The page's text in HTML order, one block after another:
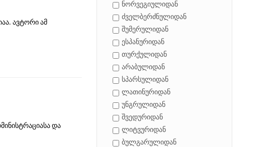
ავტორი ამ
და
ნორვეგიულიდან
ძველბერძნულიდან
შუმერულიდან
ესპანურიდან
თურქულიდან
არაბულიდან
სპარსულიდან
ლათინურიდან
უნგრულიდან
შვედურიდან
ლიტვურიდან
ბულგარულიდან